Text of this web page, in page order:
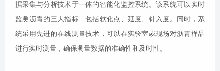
据采集与分析技术于一体的智能化监控系统。该系统可以实时
监测沥青的三大指标，包括软化点、延度、针入度。同时，系
统采用先进的在线测量技术，可以在实验室或现场对沥青样品
进行实时测量，确保测量数据的准确性和及时性。